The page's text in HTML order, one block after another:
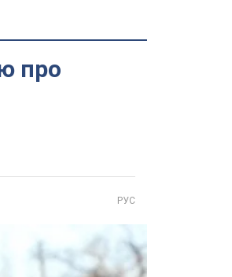
про
РУС